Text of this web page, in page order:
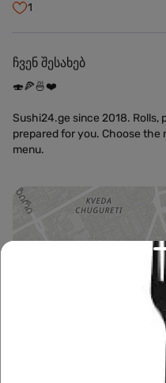
1
ჩვენ შესახებ
🍣🍕🍜❤️
Sushi24.ge since 2018. Rolls,
prepared for you. Choose
menu.